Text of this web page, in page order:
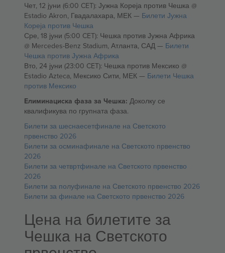
Чет, 12 јуни (6:00 CET): Јужна Кореја против Чешка @
Estadio Akron, Гвадалахара, МЕК — Билети Јужна
Кореја против Чешка
Сре, 18 јуни (5:00 CET): Чешка против Јужна Африка
@ Mercedes-Benz Stadium, Атланта, САД — Билети
Чешка против Јужна Африка
Вто, 24 јуни (23:00 CET): Чешка против Мексико @
Estadio Azteca, Мексико Сити, МЕК — Билети Чешка
против Мексико
Елиминациска фаза за Чешка: Доколку се
квалификува по групната фаза.
Билети за шеснаесетфинале на Светското
првенство 2026
Билети за осминафинале на Светското првенство
2026
Билети за четвртфинале на Светското првенство
2026
Билети за полуфинале на Светското првенство 2026
Билети за финале на Светското првенство 2026
Цена на билетите за
Чешка на Светското